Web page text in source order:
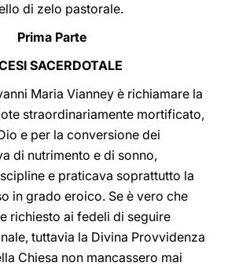
di zelo pastorale.
Prima Parte
SACERDOTALE
Maria Vianney è richiamare la
straordinariamente mortificato,
e per la conversione dei
di nutrimento e di sonno,
e praticava soprattutto la
in grado eroico. Se è vero che
richiesto ai fedeli di seguire
tuttavia la Divina Provvidenza
Chiesa non mancassero mai